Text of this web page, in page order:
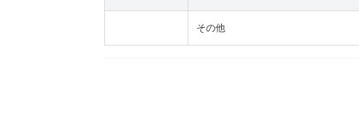
その他